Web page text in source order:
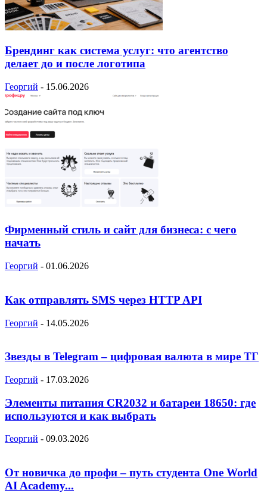
Брендинг как система услуг: что агентство
делает до и после логотипа
Георгий - 15.06.2026
Фирменный стиль и сайт для бизнеса: с чего
начать
Георгий - 01.06.2026
Как отправлять SMS через HTTP API
Георгий - 14.05.2026
Звезды в Telegram – цифровая валюта в мире ТГ
Георгий - 17.03.2026
Элементы питания CR2032 и батареи 18650: где
используются и как выбрать
Георгий - 09.03.2026
От новичка до профи – путь студента One World
AI Academy...